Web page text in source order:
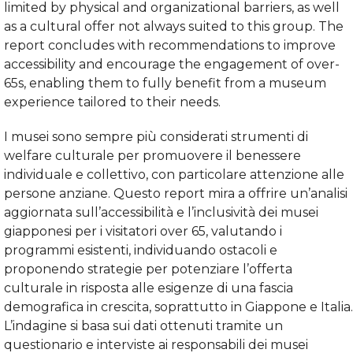
limited by physical and organizational barriers, as well
as a cultural offer not always suited to this group. The
report concludes with recommendations to improve
accessibility and encourage the engagement of over-
65s, enabling them to fully benefit from a museum
experience tailored to their needs.
I musei sono sempre più considerati strumenti di
welfare culturale per promuovere il benessere
individuale e collettivo, con particolare attenzione alle
persone anziane. Questo report mira a offrire un’analisi
aggiornata sull’accessibilità e l’inclusività dei musei
giapponesi per i visitatori over 65, valutando i
programmi esistenti, individuando ostacoli e
proponendo strategie per potenziare l’offerta
culturale in risposta alle esigenze di una fascia
demografica in crescita, soprattutto in Giappone e Italia.
L’indagine si basa sui dati ottenuti tramite un
questionario e interviste ai responsabili dei musei